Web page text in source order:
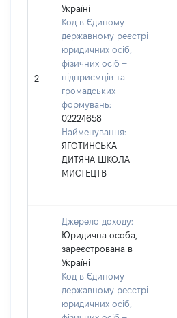
2
Україні
Код в Єдиному
державному реєстрі
юридичних осіб,
фізичних осіб –
підприємців та
громадських
формувань:
02224658
Найменування:
ЯГОТИНСЬКА
ДИТЯЧА ШКОЛА
МИСТЕЦТВ
Джерело доходу:
Юридична особа,
зареєстрована в
Україні
Код в Єдиному
державному реєстрі
юридичних осіб,